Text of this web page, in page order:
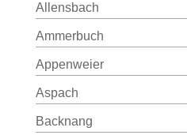
Allensbach
Ammerbuch
Appenweier
Aspach
Backnang